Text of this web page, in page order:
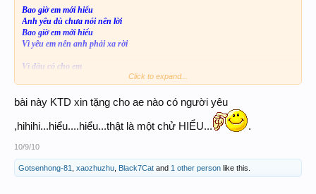
Bao giờ em mới hiểu
Anh yêu dù chưa nói nên lời
Bao giờ em mới hiểu
Vì yêu em nên anh phải xa rời
Vì đâu có cho em
Dìu em bước đi suốt con đường
Nên đành thôi chối từ
Duyên em trao
Dù mộng ước rất đầy
Click to expand...
bài này KTD xin tặng cho ae nào có người yêu
,hihihi...hiểu....hiểu...thật là một chử HIỂU... .
10/9/10
Gotsenhong-81 xaozhuzhu Black7Cat and 1 other person like this.